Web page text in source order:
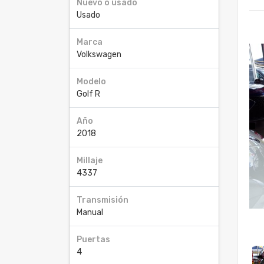
Nuevo o usado
Usado
Marca
Volkswagen
Modelo
Golf R
Año
2018
Millaje
4337
Transmisión
Manual
Puertas
4